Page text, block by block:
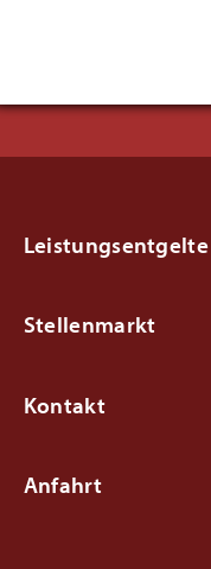
Leistungsentgelte
Stellenmarkt
Kontakt
Anfahrt